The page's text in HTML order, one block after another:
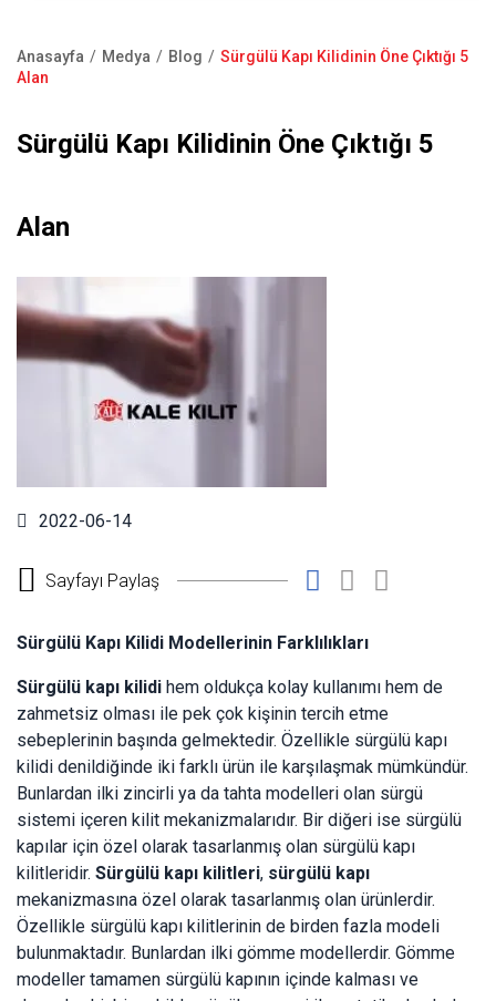
Kale Alarm
Garanti Kayıt Formu
Sayfa
Anasayfa Medya Blog
Sürgülü Kapı Kilidinin Öne Çıktığı 5
Alan
Sürgülü Kapı Kilidinin Öne Çıktığı 5
Alan
2022-06-14
Sayfayı Paylaş
Sürgülü Kapı Kilidi Modellerinin Farklılıkları
Sürgülü kapı kilidi hem oldukça kolay kullanımı hem de
zahmetsiz olması ile pek çok kişinin tercih etme
sebeplerinin başında gelmektedir. Özellikle sürgülü kapı
kilidi denildiğinde iki farklı ürün ile karşılaşmak mümkündür.
Bunlardan ilki zincirli ya da tahta modelleri olan sürgü
sistemi içeren kilit mekanizmalarıdır. Bir diğeri ise sürgülü
kapılar için özel olarak tasarlanmış olan sürgülü kapı
kilitleridir. Sürgülü kapı kilitleri, sürgülü kapı
mekanizmasına özel olarak tasarlanmış olan ürünlerdir.
Özellikle sürgülü kapı kilitlerinin de birden fazla modeli
bulunmaktadır. Bunlardan ilki gömme modellerdir. Gömme
modeller tamamen sürgülü kapının içinde kalması ve